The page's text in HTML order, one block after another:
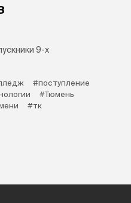
9-х
#поступление
#Тюмень
#тк